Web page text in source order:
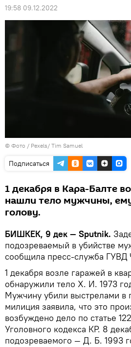
19:58 09.12.2022
© Фото / Pexels/ Tim Samuel
Подписаться
1 декабря в Кара-Балте
нашли тело мужчины,
голову.
БИШКЕК, 9 дек — Sputnik.
подозреваемый в убийстве
сообщила пресс-служба ГУВД
1 декабря возле гаражей в
обнаружили тело Х. И. 1973
Мужчину убили выстрелами в
милиция заявила, что это
возбуждено дело по статье
Уголовного кодекса КР. 8
подозреваемого — Д. Б. 1993